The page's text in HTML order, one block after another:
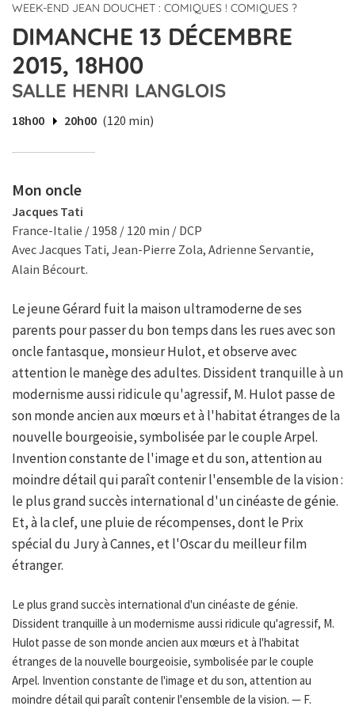
WEEK-END JEAN DOUCHET : COMIQUES ! COMIQUES ?
DIMANCHE 13 DÉCEMBRE
2015, 18H00
SALLE HENRI LANGLOIS
18h00 20h00 (120 min)
Mon oncle
Jacques Tati
France-Italie / 1958 / 120 min / DCP
Avec Jacques Tati, Jean-Pierre Zola, Adrienne Servantie,
Alain Bécourt.
Le jeune Gérard fuit la maison ultramoderne de ses
parents pour passer du bon temps dans les rues avec son
oncle fantasque, monsieur Hulot, et observe avec
attention le manège des adultes. Dissident tranquille à un
modernisme aussi ridicule qu'agressif, M. Hulot passe de
son monde ancien aux mœurs et à l'habitat étranges de la
nouvelle bourgeoisie, symbolisée par le couple Arpel.
Invention constante de l'image et du son, attention au
moindre détail qui paraît contenir l'ensemble de la vision :
le plus grand succès international d'un cinéaste de génie.
Et, à la clef, une pluie de récompenses, dont le Prix
spécial du Jury à Cannes, et l'Oscar du meilleur film
étranger.
Le plus grand succès international d'un cinéaste de génie.
Dissident tranquille à un modernisme aussi ridicule qu'agressif, M.
Hulot passe de son monde ancien aux mœurs et à l'habitat
étranges de la nouvelle bourgeoisie, symbolisée par le couple
Arpel. Invention constante de l'image et du son, attention au
moindre détail qui paraît contenir l'ensemble de la vision. — F.